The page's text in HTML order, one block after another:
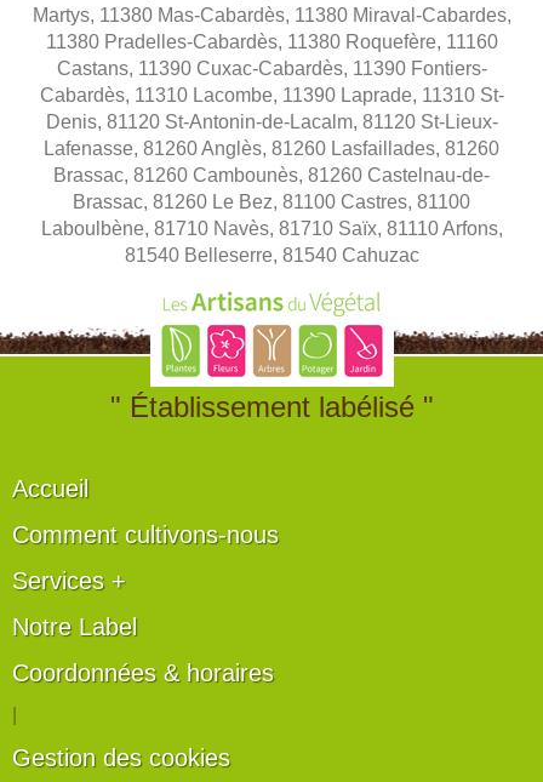
Martys, 11380 Mas-Cabardès, 11380 Miraval-Cabardes,
11380 Pradelles-Cabardès, 11380 Roquefère, 11160
Castans, 11390 Cuxac-Cabardès, 11390 Fontiers-
Cabardès, 11310 Lacombe, 11390 Laprade, 11310 St-
Denis, 81120 St-Antonin-de-Lacalm, 81120 St-Lieux-
Lafenasse, 81260 Anglès, 81260 Lasfaillades, 81260
Brassac, 81260 Cambounès, 81260 Castelnau-de-
Brassac, 81260 Le Bez, 81100 Castres, 81100
Laboulbène, 81710 Navès, 81710 Saïx, 81110 Arfons,
81540 Belleserre, 81540 Cahuzac
" Établissement labélisé "
Accueil
Comment cultivons-nous
Services +
Notre Label
Coordonnées & horaires
Gestion des cookies